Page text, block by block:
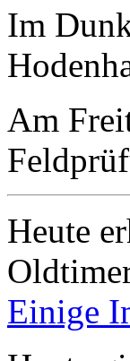
Im
Am
Heute
Einige